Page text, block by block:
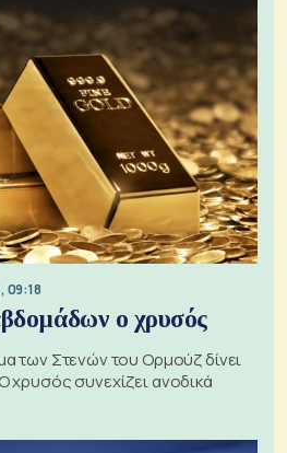
09:18
ο χρυσός
των Στενών του Ορμούζ δίνει
χρυσός συνεχίζει ανοδικά